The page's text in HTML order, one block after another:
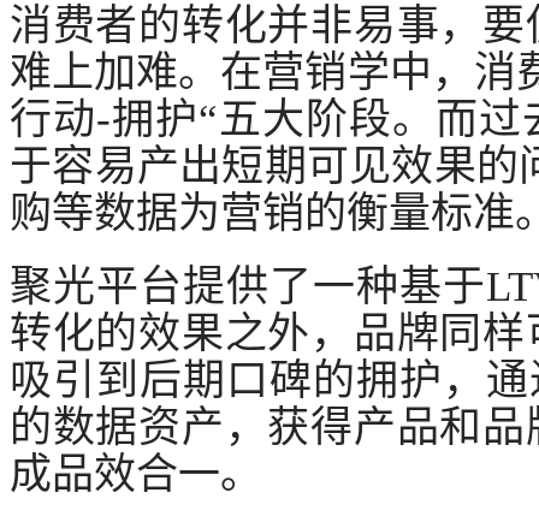
消费者的转化并非易事，
难上加难。在营销学中，消
行动-拥护“五大阶段。而
于容易产出短期可见效果
购等数据为营销的衡量标准
聚光平台提供了一种基于
转化的效果之外，品牌同
吸引到后期口碑的拥护，
的数据资产，获得产品和
成品效合一。